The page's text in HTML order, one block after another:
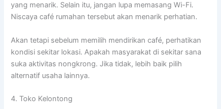
yang menarik. Selain itu, jangan lupa memasang Wi-Fi.
Niscaya café rumahan tersebut akan menarik perhatian.
Akan tetapi sebelum memilih mendirikan café, perhatikan
kondisi sekitar lokasi. Apakah masyarakat di sekitar sana
suka aktivitas nongkrong. Jika tidak, lebih baik pilih
alternatif usaha lainnya.
4. Toko Kelontong